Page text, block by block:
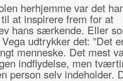
herhjemme var det
at inspirere frem for at
hans særkende. Eller
udtrykker det: ”Det
menneske. Det mest
indflydelse, men
person selv indeholder.